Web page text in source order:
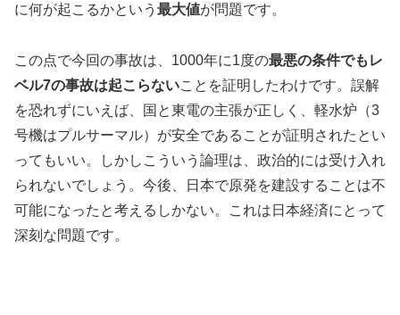
に何が起こるかという 最大値が問題です。
この点で今回の事故は、1000年に1度の最悪の条件でもレ
ベル7の事故は起こらないことを証明したわけです。誤解
を恐れずにいえば、国と東電の主張が正しく、軽水炉（3
号機はプルサーマル）が安全であることが証明されたとい
ってもいい。しかしこういう論理は、政治的には受け入れ
られないでしょう。今後、日本で原発を建設することは不
可能になったと考えるしかない。これは日本経済にとって
深刻な問題です。